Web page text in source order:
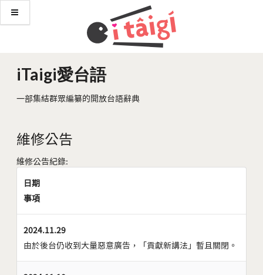
iTaigi愛台語
一部集結群眾編纂的開放台語辭典
維修公告
維修公告紀錄:
日期
事項
2024.11.29
由於後台仍收到大量惡意廣告，「貢獻新講法」暫且關閉。